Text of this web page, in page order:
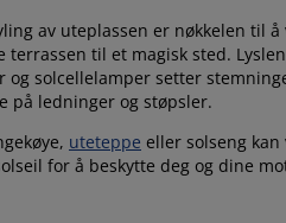
av uteplassen er nøkkelen til
til et magisk sted.
og solcellelamper setter
på ledninger og støpsler.
uteteppe eller solseng
for å beskytte deg og dine